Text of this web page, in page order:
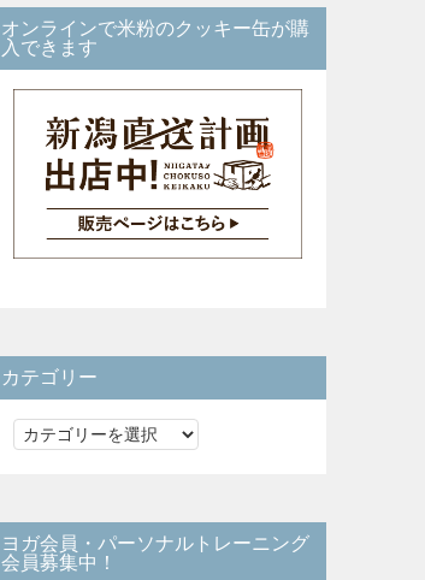
オンラインで米粉のクッキー缶が購
入できます
カテゴリー
カ
リ
ー
ヨガ会員・パーソナルトレーニング
会員募集中！